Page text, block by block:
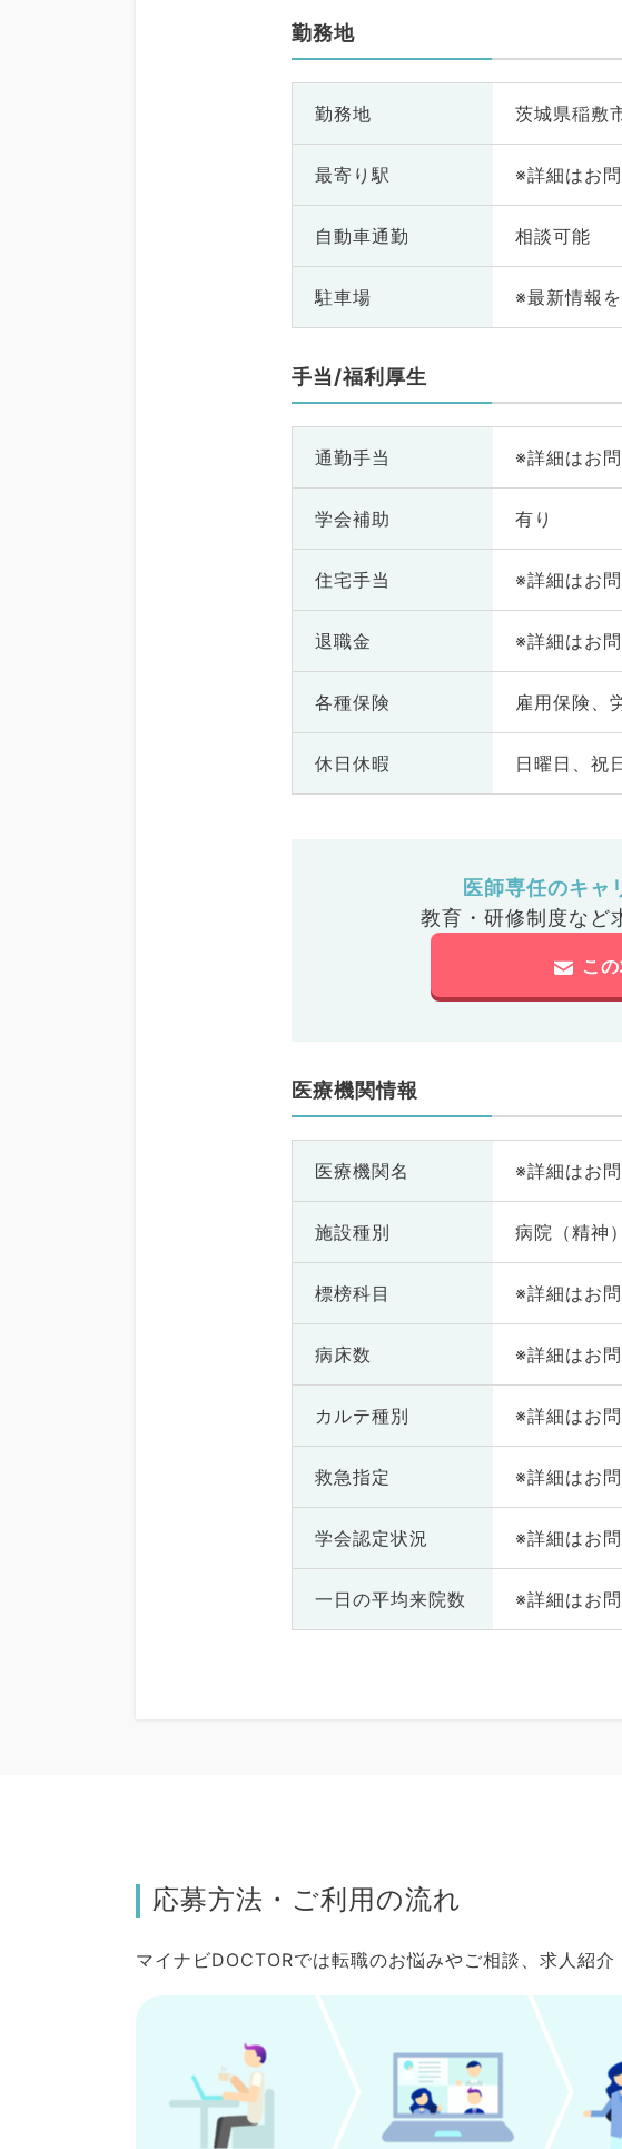
勤務地
勤務地 茨城県稲敷
最寄り駅 ※詳細はお
自動車通勤 相談可能
駐車場 ※最新情報
手当/福利厚生
通勤手当 ※詳細はお
学会補助 有り
住宅手当 ※詳細はお
退職金 ※詳細はお
各種保険 雇用保険、
休日休暇 日曜日、祝
医師専任のキャ
教育・研修制度など
こ
医療機関情報
医療機関名 ※詳細はお
施設種別 病院（精神）
標榜科目 ※詳細はお
病床数 ※詳細はお
カルテ種別 ※詳細はお
救急指定 ※詳細はお
学会認定状況 ※詳細はお
一日の平均来院数 ※詳細はお
応募方法・ご利用の流れ
マイナビDOCTORでは転職のお悩みやご相談、求人紹